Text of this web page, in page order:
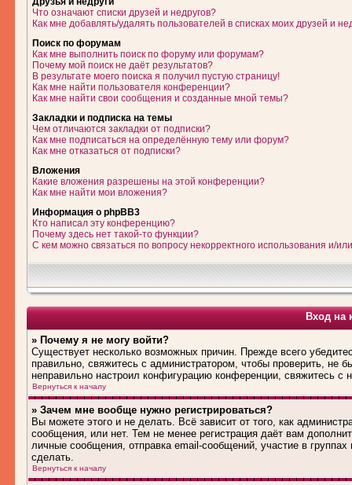
Что означают списки друзей и недругов?
Как мне добавлять/удалять пользователей в списках моих друзей и
Поиск по форумам
Как мне выполнить поиск по форуму или форумам?
Почему мой поиск не даёт результатов?
В результате моего поиска я получил пустую страницу!
Как мне найти пользователя конференции?
Как мне найти свои сообщения и созданные мной темы?
Закладки и подписка на темы
Чем отличаются закладки от подписки?
Как мне подписаться на определённую тему или форум?
Как мне отказаться от подписки?
Вложения
Какие вложения разрешены на этой конференции?
Как мне найти мои вложения?
Информация о phpBB3
Кто написал эту конференцию?
Почему здесь нет такой-то функции?
С кем можно связаться по вопросу некорректного использования и/
Вход на
» Почему я не могу войти?
Существует несколько возможных причин. Прежде всего
правильно, свяжитесь с администратором, чтобы проверить, не
неправильно настроил конфигурацию конференции, свяжитесь с
Вернуться к началу
» Зачем мне вообще нужно регистрироваться?
Вы можете этого и не делать. Всё зависит от того, как
сообщения, или нет. Тем не менее регистрация даёт вам
личные сообщения, отправка email-сообщений, участие в
сделать.
Вернуться к началу